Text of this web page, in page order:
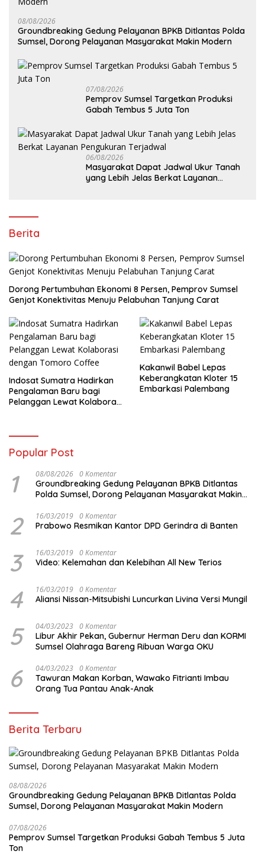
08/08/2026
Groundbreaking Gedung Pelayanan BPKB Ditlantas Polda
Sumsel, Dorong Pelayanan Masyarakat Makin Modern
07/08/2026
Pemprov Sumsel Targetkan Produksi
Gabah Tembus 5 Juta Ton
06/08/2026
Masyarakat Dapat Jadwal Ukur Tanah
yang Lebih Jelas Berkat Layanan
Berita
Dorong Pertumbuhan Ekonomi 8 Persen, Pemprov Sumsel
Genjot Konektivitas Menuju Pelabuhan Tanjung Carat
Indosat Sumatra Hadirkan
Pengalaman Baru bagi
Pelanggan Lewat Kolaborasi
Kakanwil Babel Lepas
Keberangkatan Kloter 15
Embarkasi Palembang
Popular Post
1 08/08/2026 0 Komentar
Groundbreaking Gedung Pelayanan BPKB Ditlantas
Polda Sumsel, Dorong Pelayanan Masyarakat Makin
2 16/03/2019 0 Komentar
Prabowo Resmikan Kantor DPD Gerindra di Banten
3 16/03/2019 0 Komentar
Video: Kelemahan dan Kelebihan All New Terios
4 16/03/2019 0 Komentar
Aliansi Nissan-Mitsubishi Luncurkan Livina Versi Mungil
5 04/03/2023 0 Komentar
Libur Akhir Pekan, Gubernur Herman Deru dan KORMI
Sumsel Olahraga Bareng Ribuan Warga OKU
6 04/03/2023 0 Komentar
Tawuran Makan Korban, Wawako Fitrianti Imbau
Orang Tua Pantau Anak-Anak
Berita Terbaru
08/08/2026
Groundbreaking Gedung Pelayanan BPKB Ditlantas Polda
Sumsel, Dorong Pelayanan Masyarakat Makin Modern
07/08/2026
Pemprov Sumsel Targetkan Produksi Gabah Tembus 5 Juta
Ton